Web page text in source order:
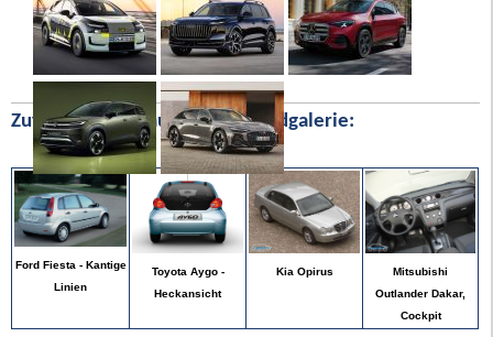
Zufällige Bilder aus unserer Bildgalerie:
Ford Fiesta - Kantige
Linien
Toyota Aygo -
Heckansicht
Kia Opirus
Mitsubishi
Outlander Dakar,
Cockpit